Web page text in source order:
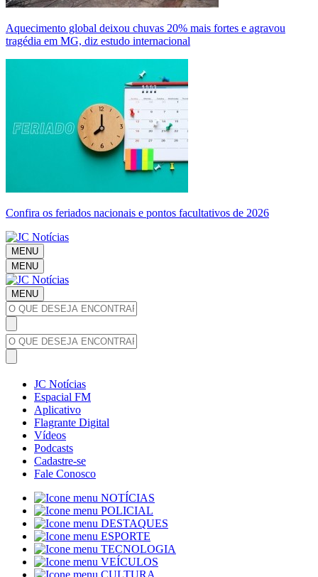
Aquecimento global deixou chuvas 20% mais fortes e agravou
tragédia em MG, diz estudo internacional
Confira os feriados nacionais e pontos facultativos de 2026
MENU
MENU
MENU
JC Notícias
Espacial FM
Aplicativo
Flagrante Digital
Vídeos
Podcasts
Cadastre-se
Fale Conosco
NOTÍCIAS
POLICIAL
DESTAQUES
ESPORTE
TECNOLOGIA
VEÍCULOS